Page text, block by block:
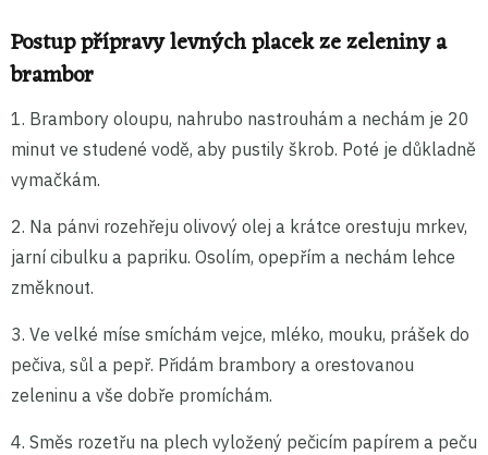
Postup přípravy levných placek ze zeleniny a
brambor
1. Brambory oloupu, nahrubo nastrouhám a nechám je 20
minut ve studené vodě, aby pustily škrob. Poté je důkladně
vymačkám.
2. Na pánvi rozehřeju olivový olej a krátce orestuju mrkev,
jarní cibulku a papriku. Osolím, opepřím a nechám lehce
změknout.
3. Ve velké míse smíchám vejce, mléko, mouku, prášek do
pečiva, sůl a pepř. Přidám brambory a orestovanou
zeleninu a vše dobře promíchám.
4. Směs rozetřu na plech vyložený pečicím papírem a peču